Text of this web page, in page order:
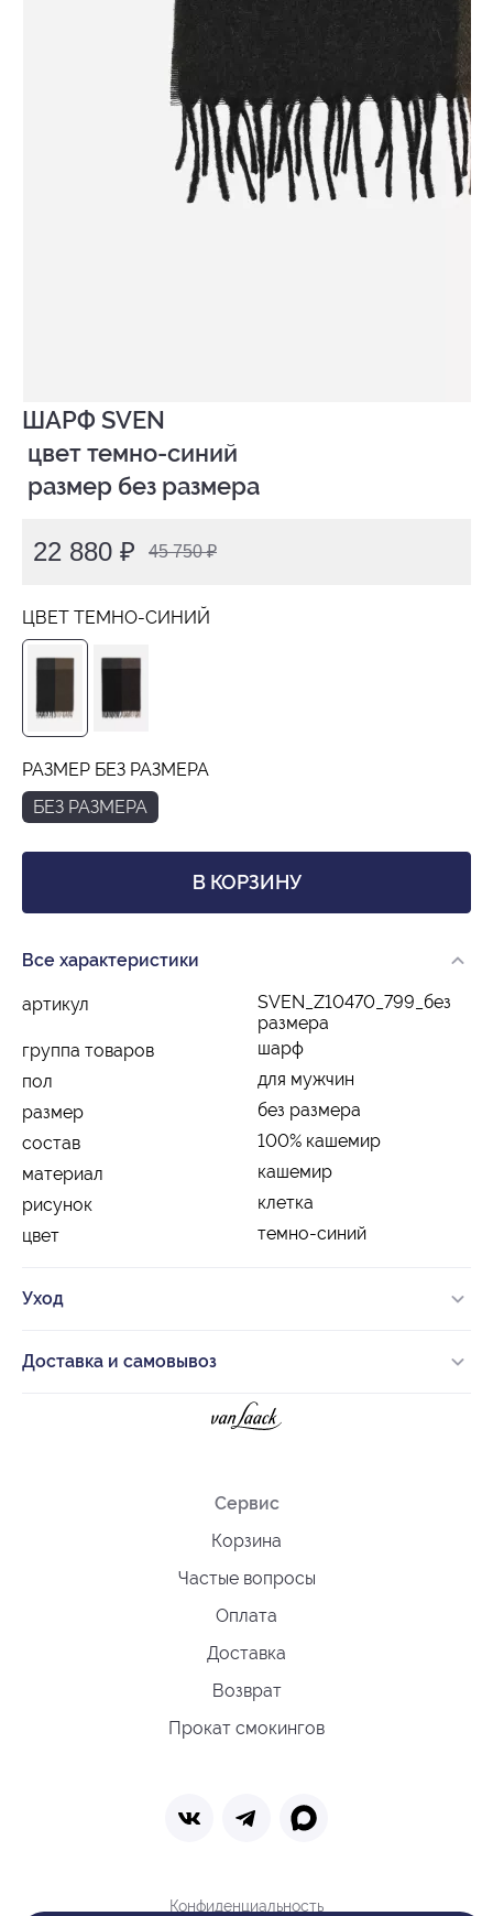
ШАРФ SVEN
размер без размера
22 880 ₽ 45 750 ₽
ЦВЕТ ТЕМНО-СИНИЙ
РАЗМЕР БЕЗ РАЗМЕРА
БЕЗ РАЗМЕРА
В КОРЗИНУ
Все характеристики
артикул
SVEN_Z10470_799_без
размера
группа товаров
шарф
пол
для мужчин
размер
без размера
состав
100% кашемир
материал
кашемир
рисунок
клетка
цвет
темно-синий
Уход
Доставка и самовывоз
Сервис
Корзина
Частые вопросы
Оплата
Доставка
Возврат
Прокат смокингов
Конфиденциальность